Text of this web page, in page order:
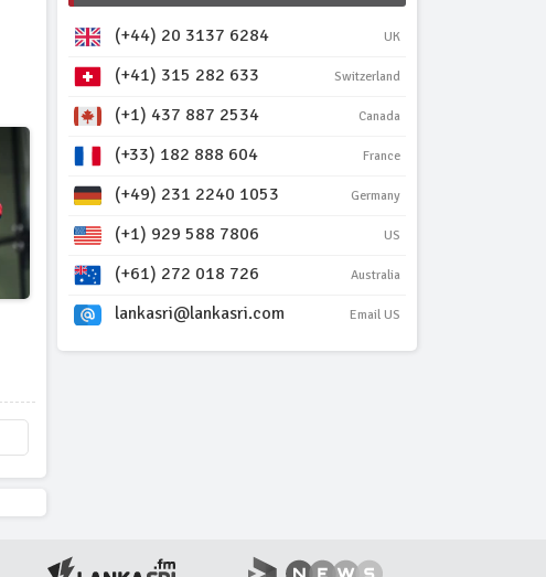
(+44) 20 3137 6284 UK
(+41) 315 282 633 Switzerland
(+1) 437 887 2534 Canada
(+33) 182 888 604 France
(+49) 231 2240 1053 Germany
(+1) 929 588 7806 US
(+61) 272 018 726 Australia
lankasri@lankasri.com Email US